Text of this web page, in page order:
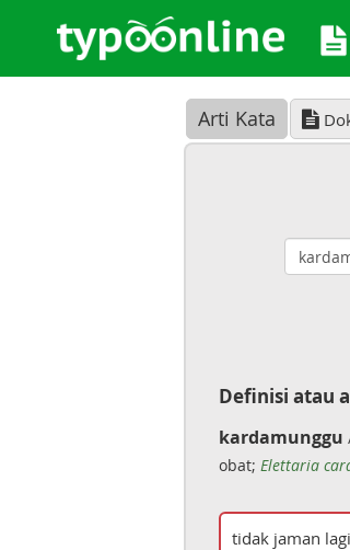
Arti Kata
Definisi atau
kardamunggu
obat; Elettaria